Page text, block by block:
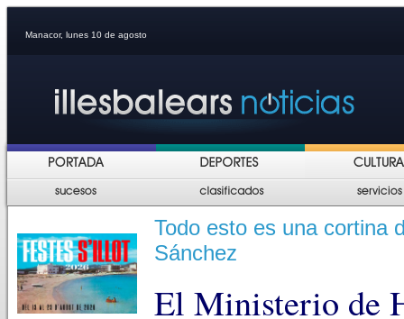
Manacor, lunes 10 de agosto
Todo esto es una cortina
Sánchez
El Ministerio de